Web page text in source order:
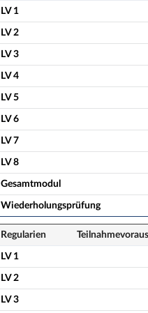
LV 1
LV 2
LV 3
LV 4
LV 5
LV 6
LV 7
LV 8
Gesamtmodul
Wiederholungsprüfung
Regularien
LV 1
LV 2
LV 3